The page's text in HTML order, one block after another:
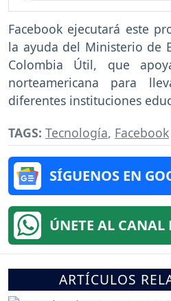
Facebook ejecutará este
la ayuda del Ministerio de
Colombia Útil, que
norteamericana para
diferentes instituciones
TAGS: Tecnología, Facebook
SÍGUENOS EN
ÚNETE AL CANAL
ARTÍCULOS